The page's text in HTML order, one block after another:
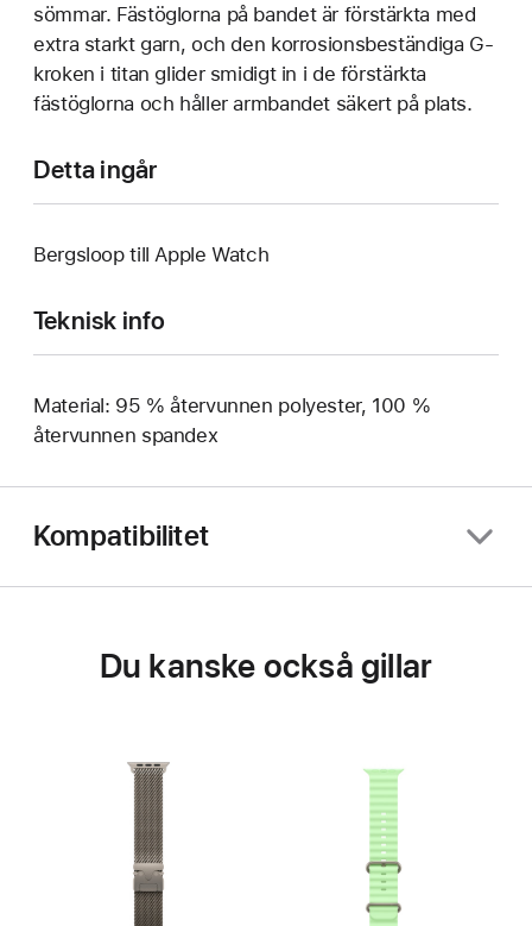
sömmar. Fästöglorna på bandet är förstärkta med
extra starkt garn, och den korrosionsbeständiga G-
kroken i titan glider smidigt in i de förstärkta
fästöglorna och håller armbandet säkert på plats.
Detta ingår
Bergsloop till Apple Watch
Teknisk info
Material: 95 % återvunnen polyester, 100 %
återvunnen spandex
Kompatibilitet
Du kanske också gillar